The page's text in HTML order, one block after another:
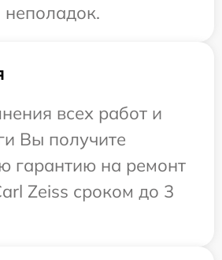
всех работ и
Вы получите
гарантию на ремонт
Zeiss сроком до 3